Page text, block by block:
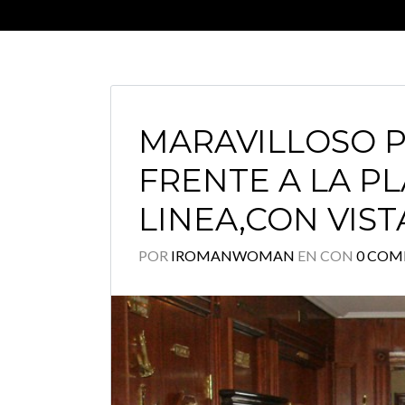
MARAVILLOSO
FRENTE A LA
LINEA,CON
POR IROMANWOMAN EN CON 0